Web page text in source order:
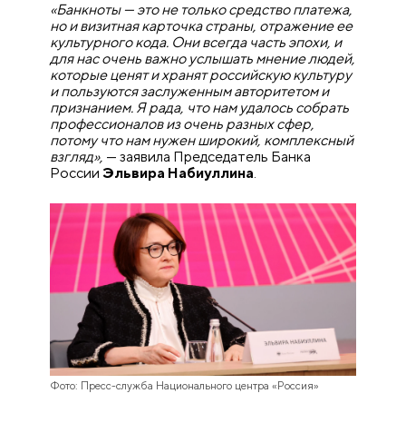
«Банкноты— это не только средство платежа,
но и визитная карточка страны, отражение ее
культурного кода. Они всегда часть эпохи, и
для нас очень важно услышать мнение людей,
которые ценят и хранят российскую культуру
и пользуются заслуженным авторитетом и
признанием. Я рада, что нам удалось собрать
профессионалов из очень разных сфер,
потому что нам нужен широкий, комплексный
взгляд», — заявила Председатель Банка
РоссииЭльвира Набиуллина.
Фото: Пресс-служба Национального центра «Россия»